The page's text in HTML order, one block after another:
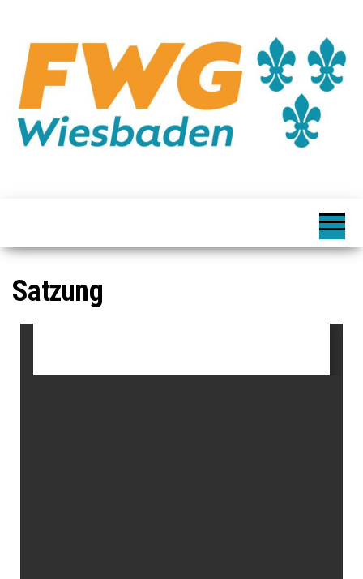
Satzung